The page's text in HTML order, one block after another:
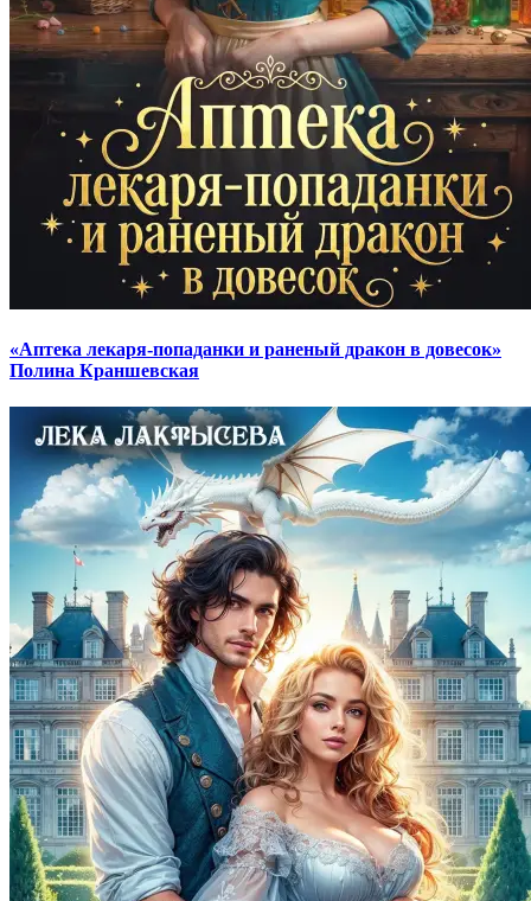
«Аптека лекаря-попаданки и раненый дракон в довесок»
Полина Краншевская